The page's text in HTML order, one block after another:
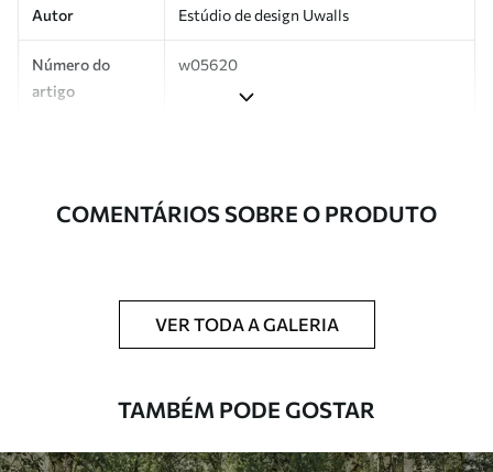
Autor Estúdio de design Uwalls
Número do
artigo
w05620
Adicionalmente
Disponível com revestimento de verniz
esponja macia. Murais de parede com
revestimento de verniz podem ser limpos
Aplicação perfeita
COMENTÁRIOS SOBRE O PRODUTO
VER TODA A GALERIA
TAMBÉM PODE GOSTAR